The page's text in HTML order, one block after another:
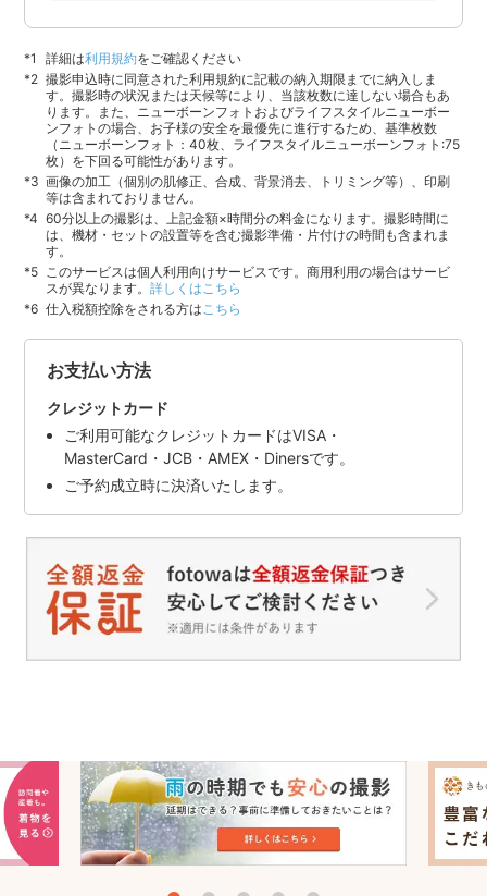
詳細は利用規約をご確認ください
撮影申込時に同意された利用規約に記載の納入期限までに納入しま
す。撮影時の状況または天候等により、当該枚数に達しない場合もあ
ります。また、ニューボーンフォトおよびライフスタイルニューボー
ンフォトの場合、お子様の安全を最優先に進行するため、基準枚数
（ニューボーンフォト：40枚、ライフスタイルニューボーンフォト:75
枚）を下回る可能性があります。
画像の加工（個別の肌修正、合成、背景消去、トリミング等）、印刷
等は含まれておりません。
60分以上の撮影は、上記金額×時間分の料金になります。撮影時間に
は、機材・セットの設置等を含む撮影準備・片付けの時間も含まれま
す。
このサービスは個人利用向けサービスです。商用利用の場合はサービ
スが異なります。詳しくはこちら
仕入税額控除をされる方はこちら
お支払い方法
クレジットカード
ご利用可能なクレジットカードはVISA・
MasterCard・JCB・AMEX・Dinersです。
ご予約成立時に決済いたします。